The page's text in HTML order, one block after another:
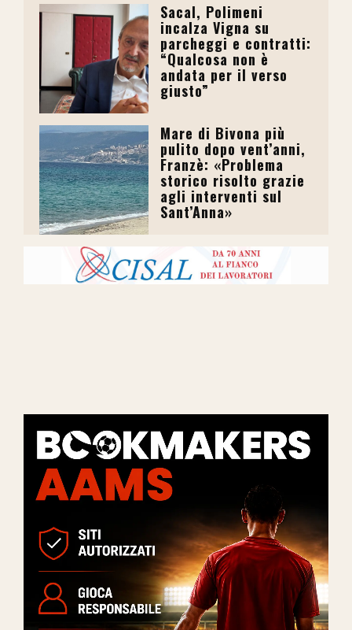
Sacal, Polimeni
incalza Vigna su
parcheggi e contratti:
“Qualcosa non è
andata per il verso
giusto”
Mare di Bivona più
pulito dopo vent’anni,
Franzè: «Problema
storico risolto grazie
agli interventi sul
Sant’Anna»